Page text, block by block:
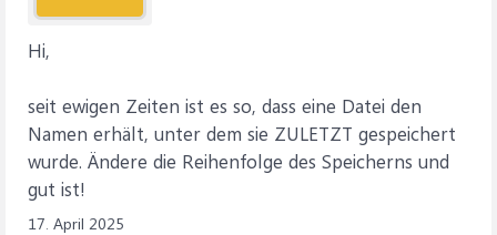
Hi,
seit ewigen Zeiten ist es so, dass eine Datei den
Namen erhält, unter dem sie ZULETZT gespeichert
wurde. Ändere die Reihenfolge des Speicherns und
gut ist!
17. April 2025